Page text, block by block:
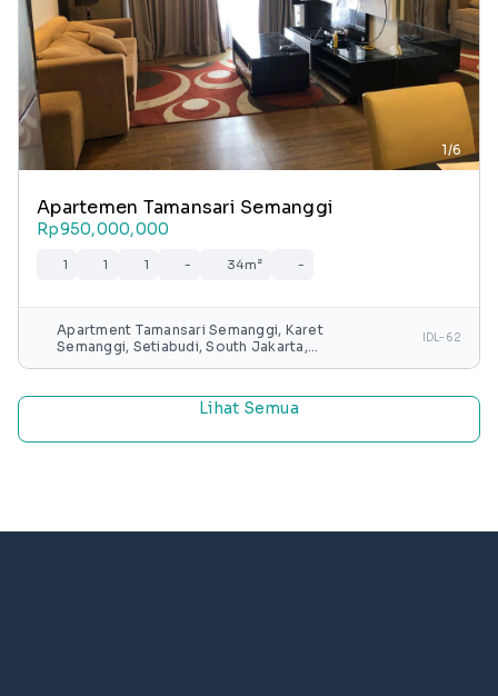
1/6
Apartemen Tamansari Semanggi
Rp950,000,000
1 1 1 - 34m² -
Apartment Tamansari Semanggi, Karet
Semanggi, Setiabudi, South Jakarta,
IDL-62
Lihat Semua